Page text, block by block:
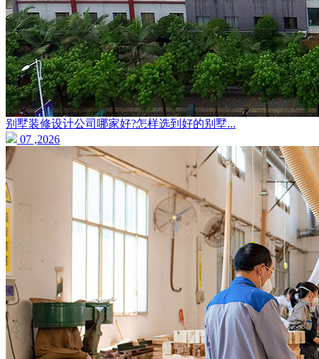
别墅装修设计公司哪家好?怎样选到好的别墅...
07 ,2026